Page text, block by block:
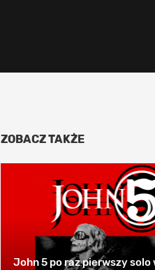
ZOBACZ TAKŻE
John 5 po raz pierwszy solo